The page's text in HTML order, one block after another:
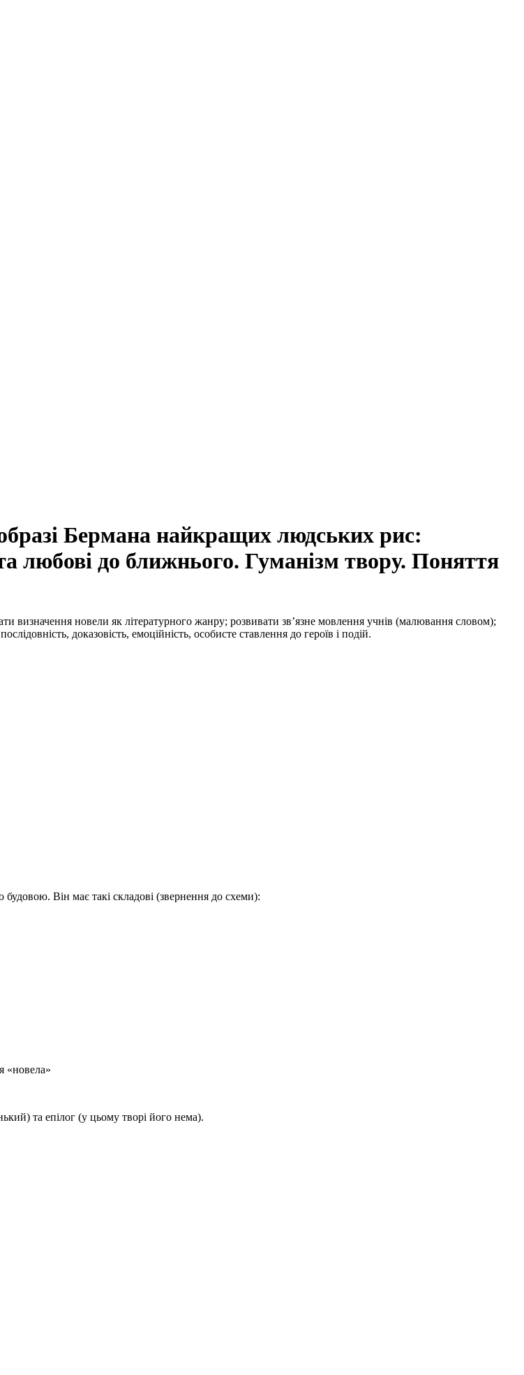
Бермана найкращих людських рис:
любові до ближнього. Гуманізм твору. Поняття
визначення новели як літературного жанру; розвивати зв’язне мовлення учнів (малювання словом);
доказовість, емоційність, особисте ставлення до героїв і подій.
будовою. Він має такі складові (звернення до схеми):
«новела»
та епілог (у цьому творі його нема).